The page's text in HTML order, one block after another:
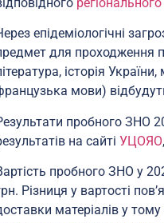
епідеміологічні
для проходження
історія
мови)
пробного ЗНО
на сайті УЦОЯО
пробного ЗНО у
Різниця у вартості
матеріалів у